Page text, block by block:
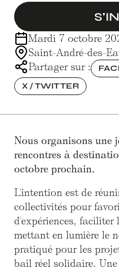
Mardi 7 octobre
Saint-André-des-
Partager sur :
X / TWITTER
Nous organisons une
rencontres à
octobre prochain.
L'intention est de
collectivités pour
d'expériences,
mettant en lumière le
pratiqué pour les
bail réel solidaire.